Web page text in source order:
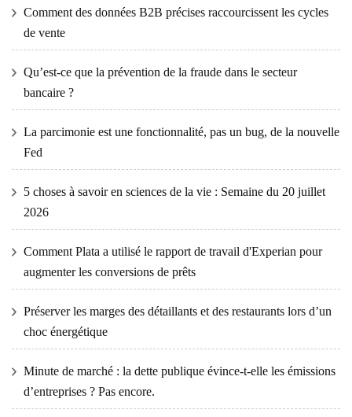
Comment des données B2B précises raccourcissent les cycles
de vente
Qu’est-ce que la prévention de la fraude dans le secteur
bancaire ?
La parcimonie est une fonctionnalité, pas un bug, de la nouvelle
Fed
5 choses à savoir en sciences de la vie : Semaine du 20 juillet
2026
Comment Plata a utilisé le rapport de travail d'Experian pour
augmenter les conversions de prêts
Préserver les marges des détaillants et des restaurants lors d’un
choc énergétique
Minute de marché : la dette publique évince-t-elle les émissions
d’entreprises ? Pas encore.